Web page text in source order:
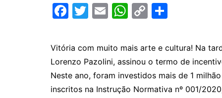
F
c
e
b
o
T
itt
er
E
ai
l
W
at
s
A
p
C
p
y
Li
n
m
p
ar
til
Vitória com muito mais arte e cultura! Na
Lorenzo Pazolini, assinou o termo de
Neste ano, foram investidos mais de 1
inscritos na Instrução Normativa nº 001/